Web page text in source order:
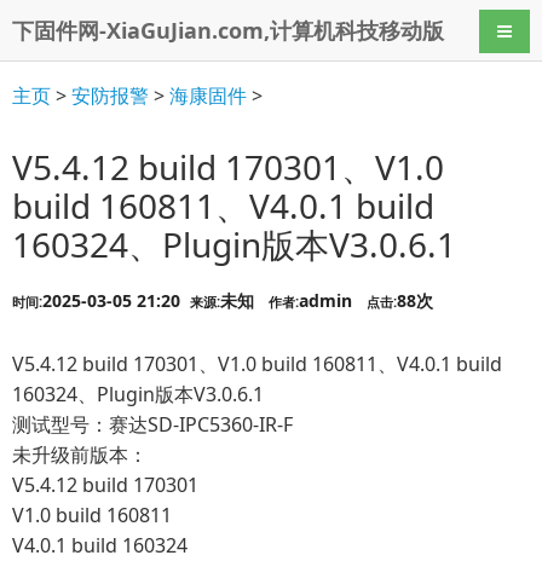
下固件网-XiaGuJian.com,计算机科技移动版 导航
主页>安防报警>海康固件>
V5.4.12 build 170301、V1.0
build 160811、V4.0.1 build
160324、Plugin版本V3.0.6.1
时间:2025-03-05 21:20 来源:未知 作者:admin 点击:88次
V5.4.12 build 170301、V1.0 build 160811、V4.0.1 build
160324、Plugin版本V3.0.6.1
测试型号：赛达SD-IPC5360-IR-F
未升级前版本：
V5.4.12 build 170301
V1.0 build 160811
V4.0.1 build 160324